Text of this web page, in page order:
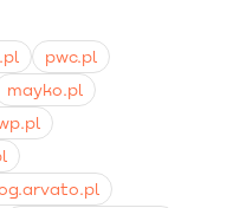
odesłania towaru
pwc.pl
mayko.pl